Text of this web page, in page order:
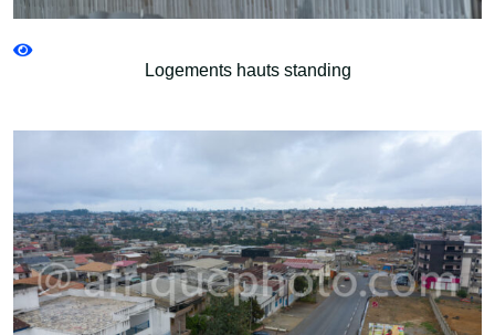
Logements hauts standing